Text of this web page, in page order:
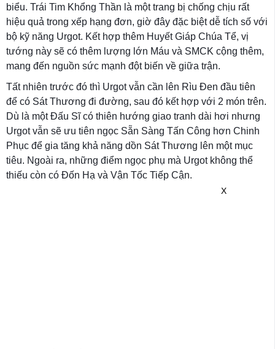
biểu. Trái Tim Khổng Thần là một trang bị chống chịu rất
hiệu quả trong xếp hạng đơn, giờ đây đặc biệt dễ tích số với
bộ kỹ năng Urgot. Kết hợp thêm Huyết Giáp Chúa Tể, vị
tướng này sẽ có thêm lượng lớn Máu và SMCK cộng thêm,
mang đến nguồn sức mạnh đột biến về giữa trận.
Tất nhiên trước đó thì Urgot vẫn cần lên Rìu Đen đầu tiên
để có Sát Thương đi đường, sau đó kết hợp với 2 món trên.
Dù là một Đấu Sĩ có thiên hướng giao tranh dài hơi nhưng
Urgot vẫn sẽ ưu tiên ngọc Sẵn Sàng Tấn Công hơn Chinh
Phục để gia tăng khả năng dồn Sát Thương lên một mục
tiêu. Ngoài ra, những điểm ngọc phụ mà Urgot không thể
thiếu còn có Đốn Hạ và Vận Tốc Tiếp Cận.
X